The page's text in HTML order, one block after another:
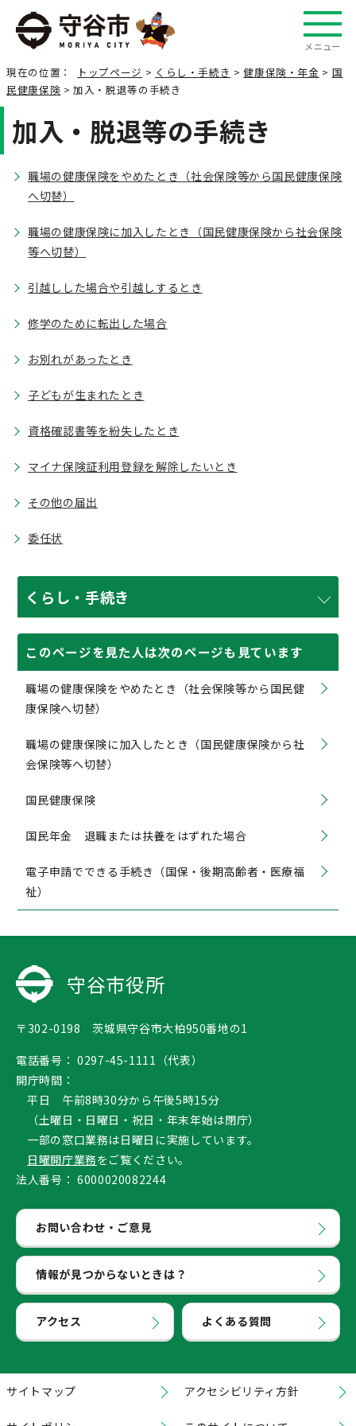
メニュー
現在の位置： トップページ > くらし・手続き >健康保険・年金 > 国
民健康保険 > 加入・脱退等の手続き
加入・脱退等の手続き
職場の健康保険をやめたとき（社会保険等から国民健康保険
へ切替）
職場の健康保険に加入したとき（国民健康保険から社会保険
等へ切替）
引越しした場合や引越しするとき
修学のために転出した場合
お別れがあったとき
子どもが生まれたとき
資格確認書等を紛失したとき
マイナ保険証利用登録を解除したいとき
その他の届出
委任状
くらし・手続き
このページを見た人は次のページも見ています
職場の健康保険をやめたとき（社会保険等から国民健
康保険へ切替）
職場の健康保険に加入したとき（国民健康保険から社
会保険等へ切替）
国民健康保険
国民年金 退職または扶養をはずれた場合
電子申請でできる手続き（国保・後期高齢者・医療福
祉）
守谷市役所
〒302-0198 茨城県守谷市大柏950番地の1
電話番号： 0297-45-1111（代表）
開庁時間：
平日 午前8時30分から午後5時15分
（土曜日・日曜日・祝日・年末年始は閉庁）
一部の窓口業務は日曜日に実施しています。
日曜開庁業務をご覧ください。
法人番号： 6000020082244
お問い合わせ・ご意見
情報が見つからないときは？
アクセス よくある質問
サイトマップ アクセシビリティ方針